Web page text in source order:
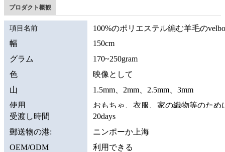
プロダクト概観
項目名前
100%のポリエステル編む羊毛の
幅
150cm
グラム
170~250gram
色
映像として
山
1.5mm、2mm、2.5mm、3mm
使用
おもちゃ、衣服、家の織物等のため
受渡し時間
20days
郵送物の港:
ニンポーか上海
OEM/ODM
利用できる